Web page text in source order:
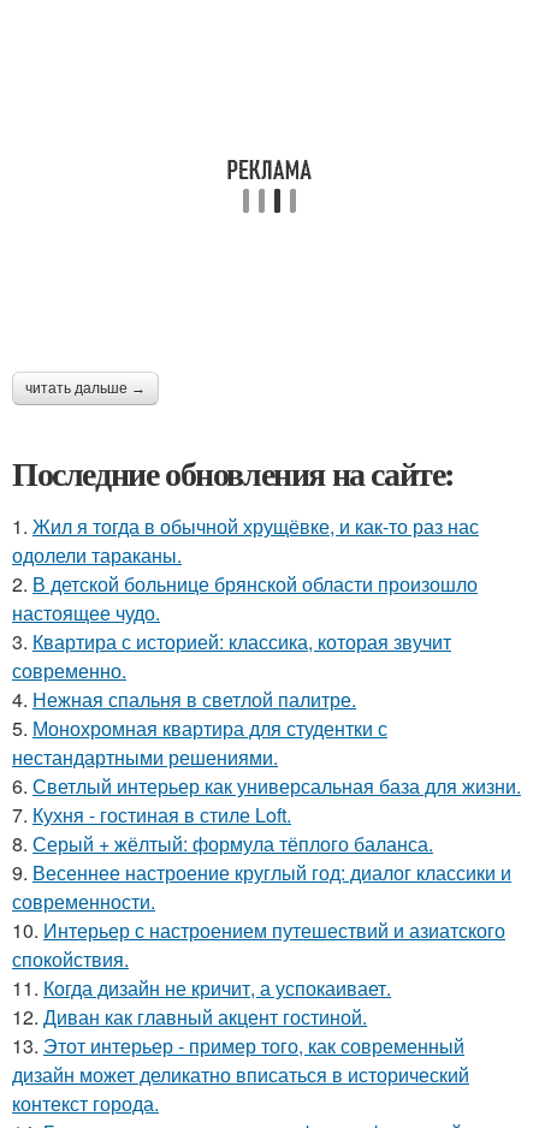
читать дальше →
Последние обновления на сайте:
1. Жил я тогда в обычной хрущёвке, и как-то раз нас
одолели тараканы.
2. В детской больнице брянской области произошло
настоящее чудо.
3. Квартира с историей: классика, которая звучит
современно.
4. Нежная спальня в светлой палитре.
5. Монохромная квартира для студентки с
нестандартными решениями.
6. Светлый интерьер как универсальная база для жизни.
7. Кухня - гостиная в стиле Loft.
8. Серый + жёлтый: формула тёплого баланса.
9. Весеннее настроение круглый год: диалог классики и
современности.
10. Интерьер с настроением путешествий и азиатского
спокойствия.
11. Когда дизайн не кричит, а успокаивает.
12. Диван как главный акцент гостиной.
13. Этот интерьер - пример того, как современный
дизайн может деликатно вписаться в исторический
контекст города.